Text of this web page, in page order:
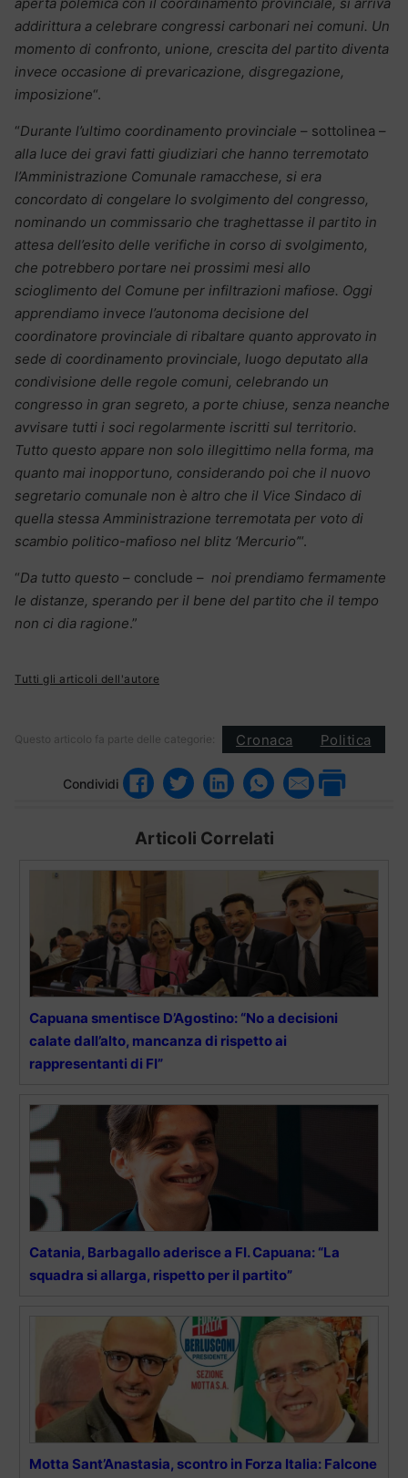
addirittura a celebrare congressi carbonari nei comuni. Un
momento di confronto, unione, crescita del partito diventa
invece occasione di prevaricazione, disgregazione,
imposizione“.
“Durante l’ultimo coordinamento provinciale – sottolinea –
alla luce dei gravi fatti giudiziari che hanno terremotato
l’Amministrazione Comunale ramacchese, si era
concordato di congelare lo svolgimento del congresso,
nominando un commissario che traghettasse il partito in
attesa dell’esito delle verifiche in corso di svolgimento,
che potrebbero portare nei prossimi mesi allo
scioglimento del Comune per infiltrazioni mafiose. Oggi
apprendiamo invece l’autonoma decisione del
coordinatore provinciale di ribaltare quanto approvato in
sede di coordinamento provinciale, luogo deputato alla
condivisione delle regole comuni, celebrando un
congresso in gran segreto, a porte chiuse, senza neanche
avvisare tutti i soci regolarmente iscritti sul territorio.
Tutto questo appare non solo illegittimo nella forma, ma
quanto mai inopportuno, considerando poi che il nuovo
segretario comunale non è altro che il Vice Sindaco di
quella stessa Amministrazione terremotata per voto di
scambio politico-mafioso nel blitz ‘Mercurio’“.
“Da tutto questo – conclude – noi prendiamo fermamente
le distanze, sperando per il bene del partito che il tempo
non ci dia ragione.”
Tutti gli articoli dell'autore
Questo articolo fa parte delle categorie: Cronaca Politica
Condividi
Articoli Correlati
Capuana smentisce D’Agostino: “No a decisioni
calate dall’alto, mancanza di rispetto ai
rappresentanti di FI”
Catania, Barbagallo aderisce a FI. Capuana: “La
squadra si allarga, rispetto per il partito”
Motta Sant’Anastasia, scontro in Forza Italia: Falcone